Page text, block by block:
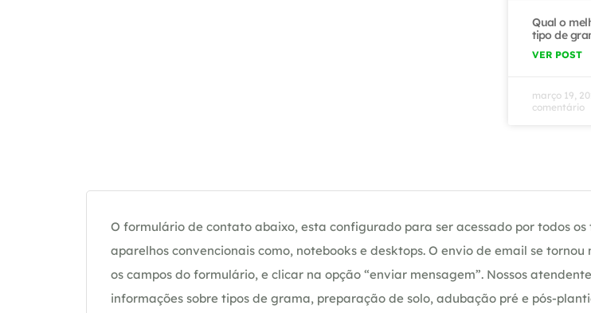
Qual o
tipo de
VER POST
março 19,
comentário
O formulário de contato abaixo, esta configurado para ser acessado por todos
aparelhos convencionais como, notebooks e desktops. O envio de email se
os campos do formulário, e clicar na opção “enviar mensagem”. Nossos
informações sobre tipos de grama, preparação de solo, adubação pré e pós-